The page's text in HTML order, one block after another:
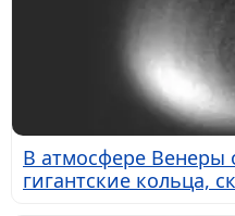
В атмосфере Венеры
гигантские кольца,